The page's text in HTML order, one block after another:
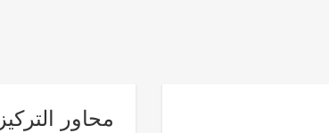
محاور التركيز